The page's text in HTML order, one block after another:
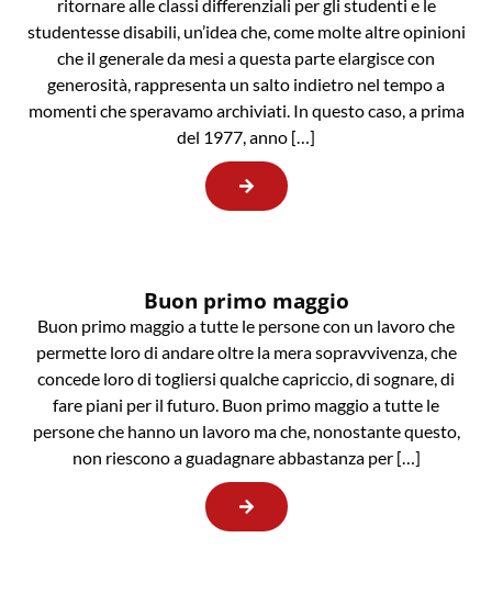
ritornare alle classi differenziali per gli studenti e le
studentesse disabili, un’idea che, come molte altre opinioni
che il generale da mesi a questa parte elargisce con
generosità, rappresenta un salto indietro nel tempo a
momenti che speravamo archiviati. In questo caso, a prima
del 1977, anno […]
Buon primo maggio
Buon primo maggio a tutte le persone con un lavoro che
permette loro di andare oltre la mera sopravvivenza, che
concede loro di togliersi qualche capriccio, di sognare, di
fare piani per il futuro. Buon primo maggio a tutte le
persone che hanno un lavoro ma che, nonostante questo,
non riescono a guadagnare abbastanza per […]